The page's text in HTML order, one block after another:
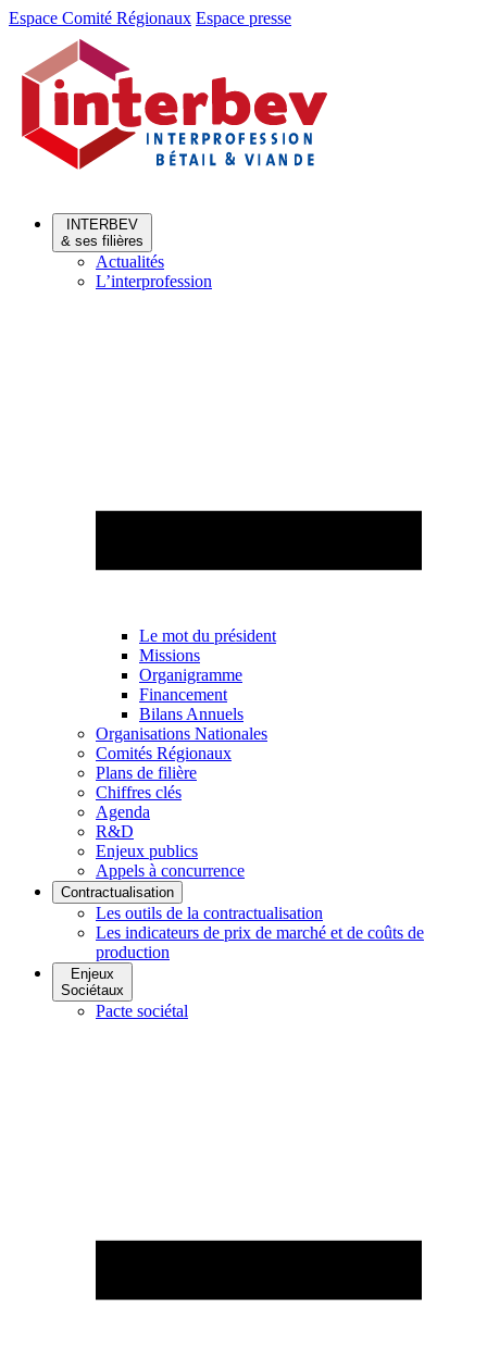
Aller
Aller
contenu
Espace Comité Régionaux Espace presse
INTERBEV
& ses filières
Actualités
L’interprofession
Le mot du président
Missions
Organigramme
Financement
Bilans Annuels
Organisations Nationales
Comités Régionaux
Plans de filière
Chiffres clés
Agenda
R&D
Enjeux publics
Appels à concurrence
Contractualisation
Les outils de la contractualisation
Les indicateurs de prix de marché et de coûts de
production
Enjeux
Sociétaux
Pacte sociétal